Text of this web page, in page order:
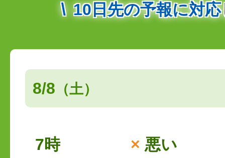
10日先の予報に対
8/8 （土）
7時 × 悪い